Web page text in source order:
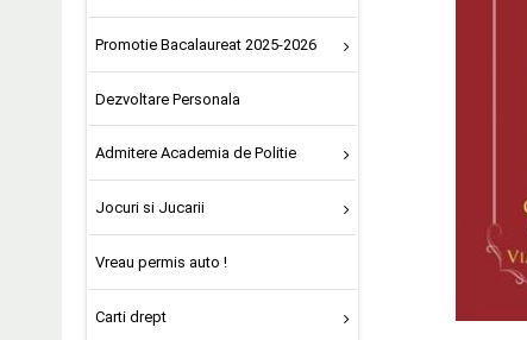
Promotie Bacalaureat 2025-2026
Dezvoltare Personala
Admitere Academia de Politie
Jocuri si Jucarii
Vreau permis auto !
Carti drept